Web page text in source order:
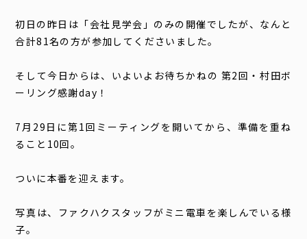
初日の昨日は「会社見学会」のみの開催でしたが、なんと
合計81名の方が参加してくださいました。
そして今日からは、いよいよお待ちかねの 第2回・村田ボ
ーリング感謝day！
7月29日に第1回ミーティングを開いてから、準備を重ね
ること10回。
ついに本番を迎えます。
写真は、ファクハクスタッフがミニ電車を楽しんでいる様
子。